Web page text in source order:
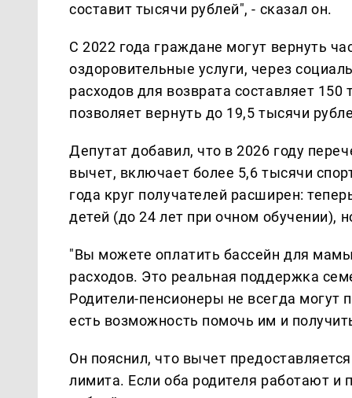
составит тысячи рублей", - сказал он.
С 2022 года граждане могут вернуть
оздоровительные услуги, через
расходов для возврата составляет
позволяет вернуть до 19,5 тысячи
Депутат добавил, что в 2026 году
вычет, включает более 5,6 тысячи
года круг получателей расширен:
детей (до 24 лет при очном обучении),
"Вы можете оплатить бассейн для
расходов. Это реальная поддержка
Родители-пенсионеры не всегда могут
есть возможность помочь им и
Он пояснил, что вычет
лимита. Если оба родителя работают